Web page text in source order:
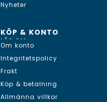
Nyheter
KÖP & KONTO
LÄS OM...
Om konto
Integritetspolicy
Frakt
Köp & betalning
Allmänna villkor